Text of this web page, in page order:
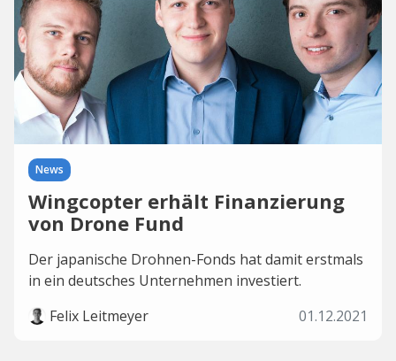
News
Wingcopter erhält Finanzierung
von Drone Fund
Der japanische Drohnen-Fonds hat damit erstmals
in ein deutsches Unternehmen investiert.
Felix Leitmeyer
01.12.2021